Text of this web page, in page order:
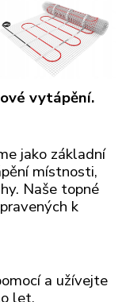
vytápění.
jako základní
místnosti,
Naše topné
k
a užívejte